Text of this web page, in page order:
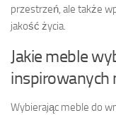
przestrzeń, ale także
jakość życia.
Jakie meble
inspirowanych
Wybierając meble do